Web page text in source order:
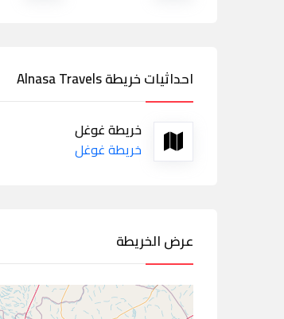
احداثيات خريطة Alnasa Travels
خريطة غوغل
خريطة غوغل
عرض الخريطة